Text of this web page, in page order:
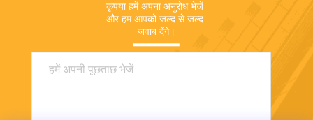
कृपया हमें अपना अनुरोध भेजें
और हम आपको जल्द से जल्द
जवाब देंगे।